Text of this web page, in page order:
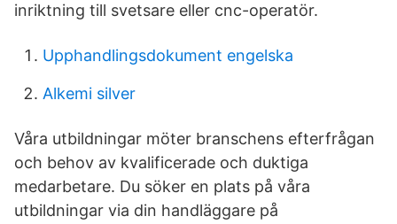
inriktning till svetsare eller cnc-operatör.
Upphandlingsdokument engelska
Alkemi silver
Våra utbildningar möter branschens efterfrågan
och behov av kvalificerade och duktiga
medarbetare. Du söker en plats på våra
utbildningar via din handläggare på